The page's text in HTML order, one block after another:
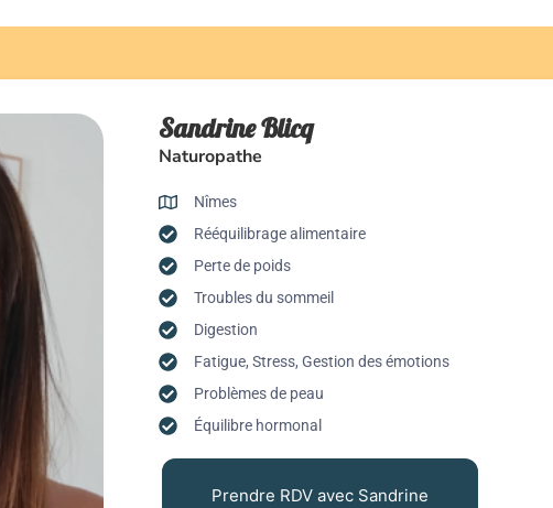
Sandrine Blicq
Naturopathe
Nîmes
Rééquilibrage alimentaire
Perte de poids
Troubles du sommeil
Digestion
Fatigue, Stress, Gestion des émotions
Problèmes de peau
Équilibre hormonal
Prendre RDV avec Sandrine